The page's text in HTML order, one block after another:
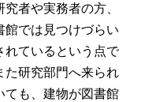
者や実務者の方、
館では見つけづらい
れているという点で
た研究部門へ来られ
ても、建物が図書館